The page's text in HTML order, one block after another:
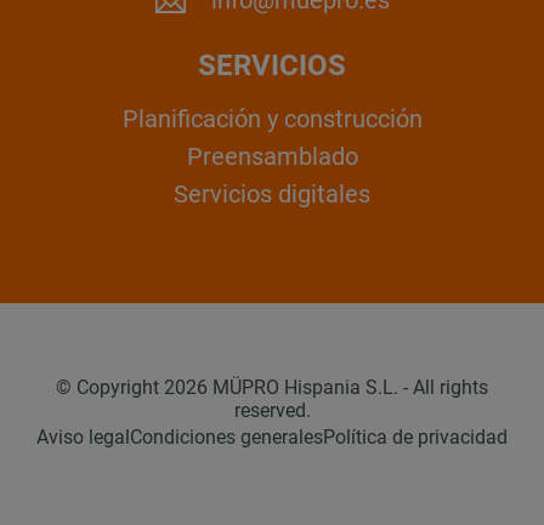
SERVICIOS
Planificación y construcción
Preensamblado
Servicios digitales
© Copyright 2026 MÜPRO Hispania S.L. - All rights
reserved.
Aviso legal Condiciones generalesPolítica de privacidad